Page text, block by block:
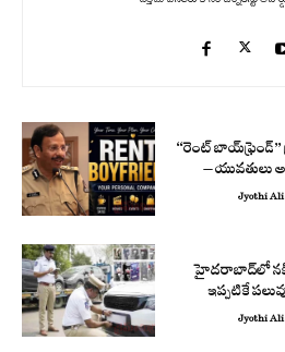
“రెంట్
– యువతులు
Jyothi
హైదరాబాద్‌లో నకిలీ
ఇప్పటికే
Jyothi